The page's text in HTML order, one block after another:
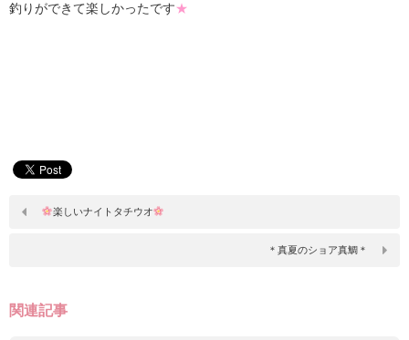
釣りができて楽しかったです★
楽しいナイトタチウオ
＊真夏のショア真鯛＊
関連記事